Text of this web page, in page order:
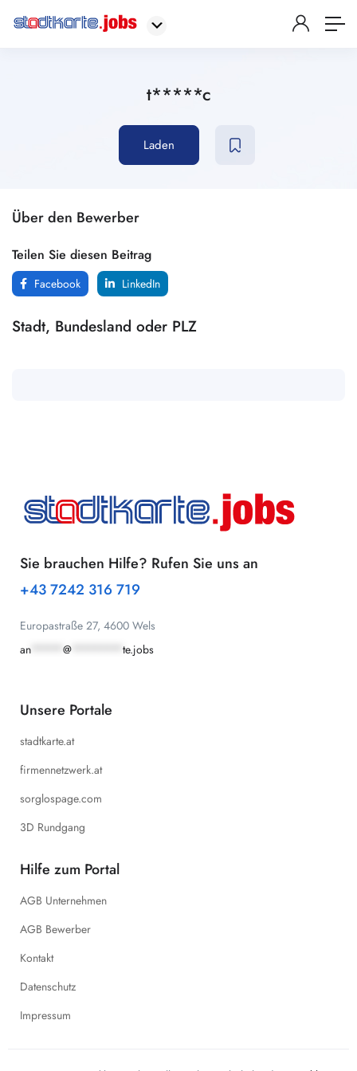
t*****c
Laden
Über den Bewerber
Teilen Sie diesen Beitrag
Facebook LinkedIn
Stadt, Bundesland oder PLZ
Sie brauchen Hilfe? Rufen Sie uns an
+43 7242 316 719
Europastraße 27, 4600 Wels
an
@ te.jobs
Unsere Portale
stadtkarte.at
firmennetzwerk.at
sorglospage.com
3D Rundgang
Hilfe zum Portal
AGB Unternehmen
AGB Bewerber
Kontakt
Datenschutz
Impressum